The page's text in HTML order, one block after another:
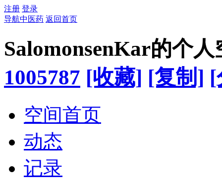
注册 登录
导航中医药 返回首页
SalomonsenKar的个人
1005787 [收藏] [复制] [
空间首页
动态
记录